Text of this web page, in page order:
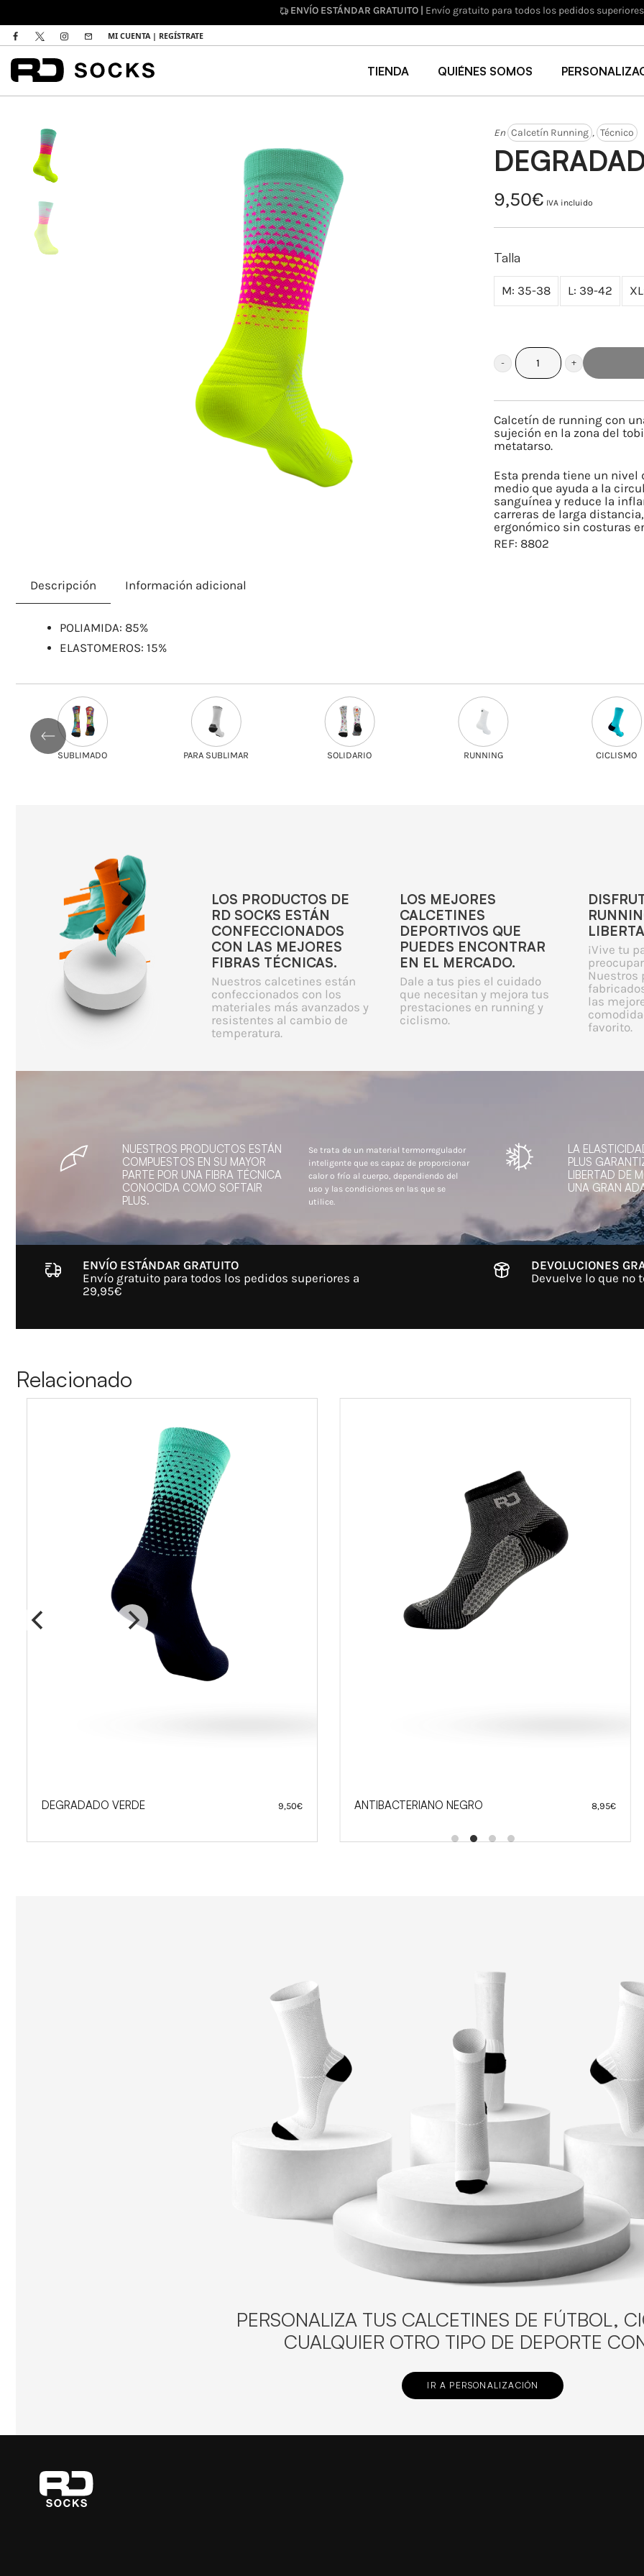
DEVOLUCIONES HASTA 30 DÍAS | Devuelve en un plazo de 30 días (Ver políticas de
MI CUENTA | REGÍSTRATE
TIENDA QUIÉNES SOMOS
En Calcetín Running , Técnico
9,50€ IVA incluido
Talla
M: 35-38 L: 39-42
DEGRADADO
cantidad
Calcetín de running con
sujeción en la zona del
metatarso.
Esta prenda tiene un nivel
medio que ayuda a la
sanguínea y reduce la
carreras de larga
ergonómico sin costuras
REF: 8802
Descripción Información adicional
POLIAMIDA: 85%
ELASTOMEROS: 15%
RUNNING CICLISMO
SUBLIMADO PARA SUBLIMAR SOLIDARIO
LOS PRODUCTOS DE
RD SOCKS ESTÁN
CONFECCIONADOS
CON LAS MEJORES
FIBRAS TÉCNICAS.
Nuestros calcetines están
confeccionados con los
materiales más avanzados y
resistentes al cambio de
temperatura.
LOS MEJORES
CALCETINES
DEPORTIVOS QUE
PUEDES ENCONTRAR
EN EL MERCADO.
Dale a tus pies el cuidado
que necesitan y mejora tus
prestaciones en running y
ciclismo.
¡Vive tu
Nuestros
las
favorito.
NUESTROS PRODUCTOS ESTÁN
COMPUESTOS EN SU MAYOR
PARTE POR UNA FIBRA TÉCNICA
CONOCIDA COMO SOFTAIR
PLUS.
Se trata de un material termorregulador
inteligente que es capaz de proporcionar
calor o frío al cuerpo, dependiendo del
uso y las condiciones en las que se
utilice.
LA
PLUS
LIBERTAD DE
UNA GRAN
ENVÍO ESTÁNDAR GRATUITO
Envío gratuito para todos los pedidos superiores a
29,95€
DEVOLUCIONES
Devuelve lo que no
Relacionado
DEGRADADO VERDE 9,50€ ANTIBACTERIANO NEGRO 8,95€
PERSONALIZA TUS CALCETINES DE FÚTBOL,
CUALQUIER OTRO TIPO DE DEPORTE
IR A PERSONALIZACIÓN